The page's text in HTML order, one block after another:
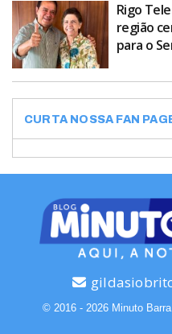
Rigo
região
para o
CURTA NOSSA FAN
© 2016 - 2026 Minuto